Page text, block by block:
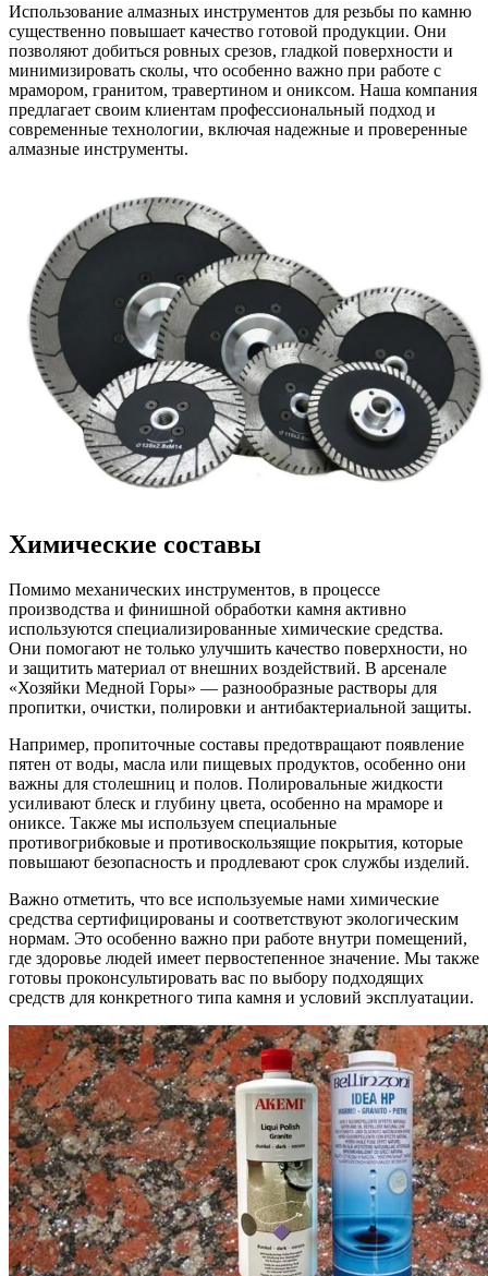
Использование алмазных инструментов для резьбы по камню
существенно повышает качество готовой продукции. Они
позволяют добиться ровных срезов, гладкой поверхности и
минимизировать сколы, что особенно важно при работе с
мрамором, гранитом, травертином и ониксом. Наша компания
предлагает своим клиентам профессиональный подход и
современные технологии, включая надежные и проверенные
алмазные инструменты.
Химические составы
Помимо механических инструментов, в процессе
производства и финишной обработки камня активно
используются специализированные химические средства.
Они помогают не только улучшить качество поверхности, но
и защитить материал от внешних воздействий. В арсенале
«Хозяйки Медной Горы» — разнообразные растворы для
пропитки, очистки, полировки и антибактериальной защиты.
Например, пропиточные составы предотвращают появление
пятен от воды, масла или пищевых продуктов, особенно они
важны для столешниц и полов. Полировальные жидкости
усиливают блеск и глубину цвета, особенно на мраморе и
ониксе. Также мы используем специальные
противогрибковые и противоскользящие покрытия, которые
повышают безопасность и продлевают срок службы изделий.
Важно отметить, что все используемые нами химические
средства сертифицированы и соответствуют экологическим
нормам. Это особенно важно при работе внутри помещений,
где здоровье людей имеет первостепенное значение. Мы также
готовы проконсультировать вас по выбору подходящих
средств для конкретного типа камня и условий эксплуатации.